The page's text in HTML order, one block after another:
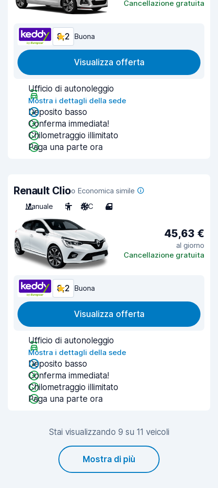
Cancellazione gratuita
8,2 Buona
Visualizza offerta
Ufficio di autonoleggio
Mostra i dettagli della sede
Deposito basso
Conferma immediata!
Chilometraggio illimitato
Paga una parte ora
Renault Clioo Economica simile
Manuale
5 A/C 4
45,63 €
al giorno
Cancellazione gratuita
8,2 Buona
Visualizza offerta
Ufficio di autonoleggio
Mostra i dettagli della sede
Deposito basso
Conferma immediata!
Chilometraggio illimitato
Paga una parte ora
Stai visualizzando 9 su 11 veicoli
Mostra di più